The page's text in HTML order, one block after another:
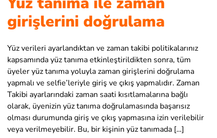
girişlerini doğrulama
Yüz verileri ayarlandıktan ve zaman takibi politikalarınız
kapsamında yüz tanıma etkinleştirildikten sonra, tüm
üyeler yüz tanıma yoluyla zaman girişlerini doğrulama
yapmalı ve selfie’leriyle giriş ve çıkış yapmalıdır. Zaman
Takibi ayarlarındaki zaman saati kısıtlamalarına bağlı
olarak, üyenizin yüz tanıma doğrulamasında başarısız
olması durumunda giriş ve çıkış yapmasına izin verilebilir
veya verilmeyebilir. Bu, bir kişinin yüz tanımada […]